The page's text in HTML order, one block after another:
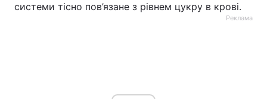
системи тісно пов’язане з рівнем цукру в крові.
Реклама